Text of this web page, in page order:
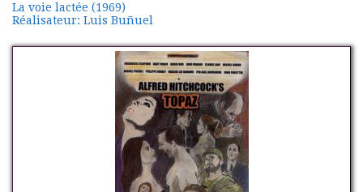
La voie lactée (1969)
Réalisateur: Luis Buñuel